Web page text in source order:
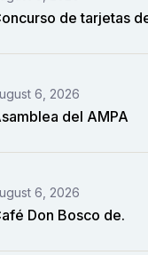
de tarjetas
6, 2026
del AMPA
6, 2026
Don Bosco de.